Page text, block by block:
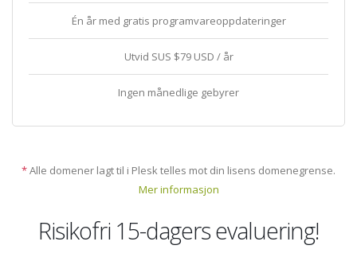
Én år med gratis programvareoppdateringer
Utvid SUS $79 USD / år
Ingen månedlige gebyrer
*Alle domener lagt til i Plesk telles mot din lisens domenegrense.
Mer informasjon
Risikofri 15-dagers evaluering!